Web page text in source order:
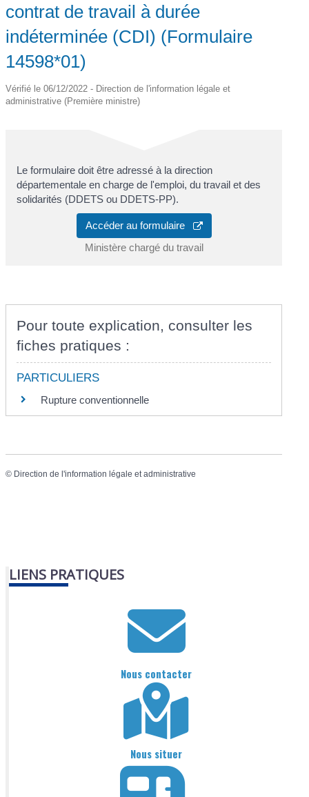
contrat de travail à durée
indéterminée (CDI) (Formulaire
14598*01)
Vérifié le 06/12/2022 - Direction de l'information légale et
administrative (Première ministre)
Le formulaire doit être adressé à la direction
départementale en charge de l'emploi, du travail et des
solidarités (DDETS ou DDETS-PP).
Accéder au formulaire
Ministère chargé du travail
Pour toute explication, consulter les
fiches pratiques :
PARTICULIERS
Rupture conventionnelle
© Direction de l'information légale et administrative
LIENS PRATIQUES
Nous contacter
Nous situer